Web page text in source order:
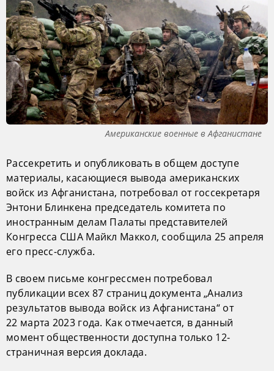
Американские военные в Афганистане
Рассекретить и опубликовать в общем доступе
материалы, касающиеся вывода американских
войск из Афганистана, потребовал от госсекретаря
Энтони Блинкена председатель комитета по
иностранным делам Палаты представителей
Конгресса США Майкл Маккол, сообщила 25 апреля
его пресс-служба.
В своем письме конгрессмен потребовал
публикации всех 87 страниц документа „Анализ
результатов вывода войск из Афганистана“ от
22 марта 2023 года. Как отмечается, в данный
момент общественности доступна только 12-
страничная версия доклада.